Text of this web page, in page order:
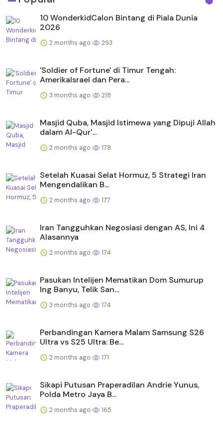
10 WonderkidCalon Bintang di Piala Dunia
2026
2 months ago 293
'Soldier of Fortune' di Timur Tengah:
AmerikaIsrael dan Pera...
3 months ago 218
Masjid Quba, Masjid Istimewa yang Dipuji Allah
dalam Al-Qur'...
2 months ago 178
Setelah Kuasai Selat Hormuz, 5 Strategi Iran
Mengendalikan B...
2 months ago 177
Iran Tangguhkan Negosiasi dengan AS, Ini 4
Alasannya
2 months ago 174
Pasukan Intelijen Mematikan Dom Sumurup
Ing Banyu, Telik San...
3 months ago 174
Perbandingan Kamera Malam Samsung S26
Ultra vs S25 Ultra: Be...
2 months ago 171
Sikapi Putusan Praperadilan Andrie Yunus,
Polda Metro Jaya B...
2 months ago 165